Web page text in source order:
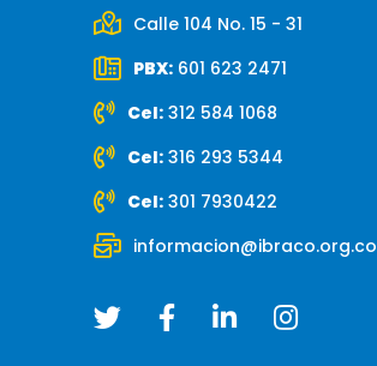
Calle 104 No. 15 - 31
PBX: 601 623 2471
Cel: 312 584 1068
Cel: 316 293 5344
Cel: 301 7930422
informacion@ibraco.org.co